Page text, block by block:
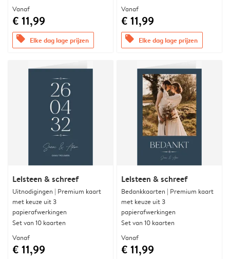
Vanaf
€ 11,99
offers Elke dag lage prijzen
Vanaf
€ 11,99
offers Elke dag lage prijzen
Leisteen & schreef
Uitnodigingen | Premium kaart
met keuze uit 3
papierafwerkingen
Set van 10 kaarten
Vanaf
€ 11,99
Leisteen & schreef
Bedankkaarten | Premium kaart
met keuze uit 3
papierafwerkingen
Set van 10 kaarten
Vanaf
€ 11,99